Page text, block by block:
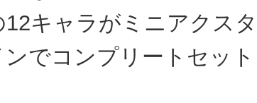
キャラがミニアクスタ
でコンプリートセット